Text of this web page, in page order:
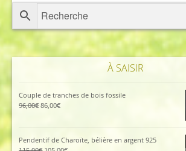
À SAISIR
Couple de tranches de bois fossile
96,00€Le
86,00€Le
Pendentif de Charoïte, bélière en argent 925